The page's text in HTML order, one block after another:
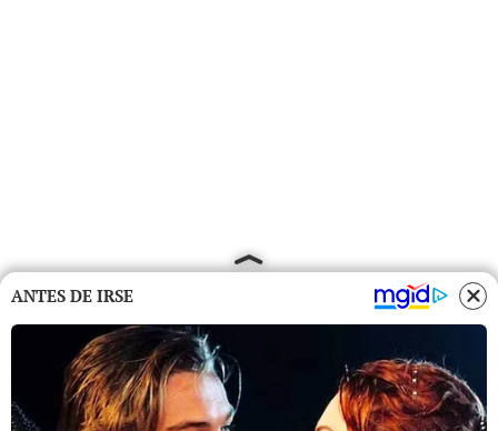
ANTES DE IRSE